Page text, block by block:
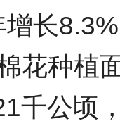
增长
花种植
千公顷